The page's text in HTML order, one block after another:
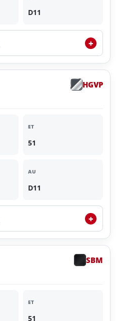
D11
+
HGVP
ET
51
AU
D11
+
SBM
ET
51